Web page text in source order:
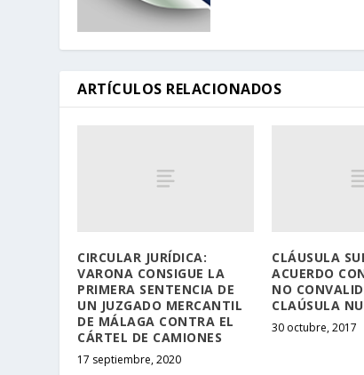
ARTÍCULOS RELACIONADOS
CIRCULAR JURÍDICA:
VARONA CONSIGUE LA
PRIMERA SENTENCIA DE
UN JUZGADO MERCANTIL
DE MÁLAGA CONTRA EL
CÁRTEL DE CAMIONES
17 septiembre, 2020
CLÁUSULA
ACUERDO
NO
CLAÚSULA
30 octubre, 2017